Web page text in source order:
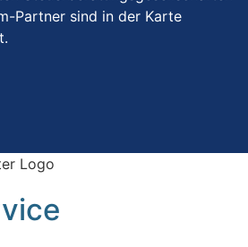
Partner sind in der Karte